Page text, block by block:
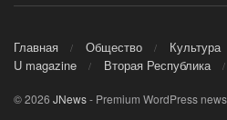
Главная Общество Культура
U magazine
Вторая Республика
© 2026 JNews- Premium WordPress